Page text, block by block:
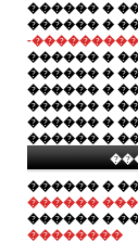
������ �
������ �
-
������ �
������ �
������ �
������ �
������ �
������ �
������ �
������
������ �
��������